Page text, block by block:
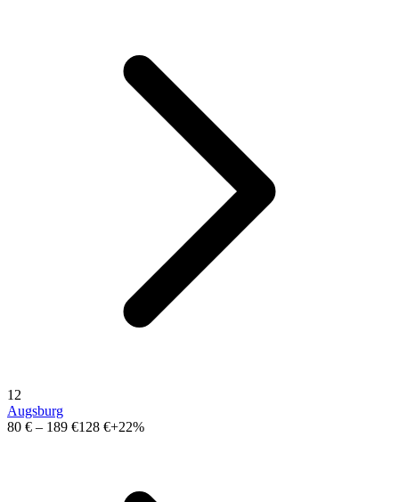
12
Augsburg
80 € – 189 €128 €+22%